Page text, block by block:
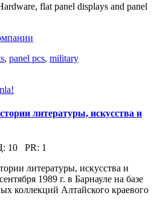
flat panel displays and panel
, panel pcs, military
литературы, искусства и
10 PR: 1
литературы, искусства и
1989 г. в Барнауле на базе
коллекций Алтайского краевого